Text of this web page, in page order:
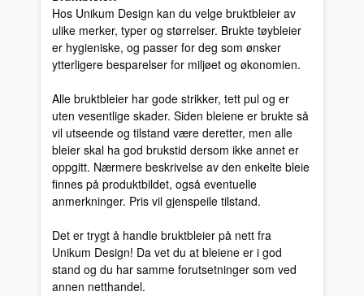
Hos Unikum Design kan du velge bruktbleier av
ulike merker, typer og størrelser. Brukte tøybleier
er hygieniske, og passer for deg som ønsker
ytterligere besparelser for miljøet og økonomien.
Alle bruktbleier har gode strikker, tett pul og er
uten vesentlige skader. Siden bleiene er brukte så
vil utseende og tilstand være deretter, men alle
bleier skal ha god brukstid dersom ikke annet er
oppgitt. Nærmere beskrivelse av den enkelte bleie
finnes på produktbildet, også eventuelle
anmerkninger. Pris vil gjenspeile tilstand.
Det er trygt å handle bruktbleier på nett fra
Unikum Design! Da vet du at bleiene er i god
stand og du har samme forutsetninger som ved
annen netthandel.